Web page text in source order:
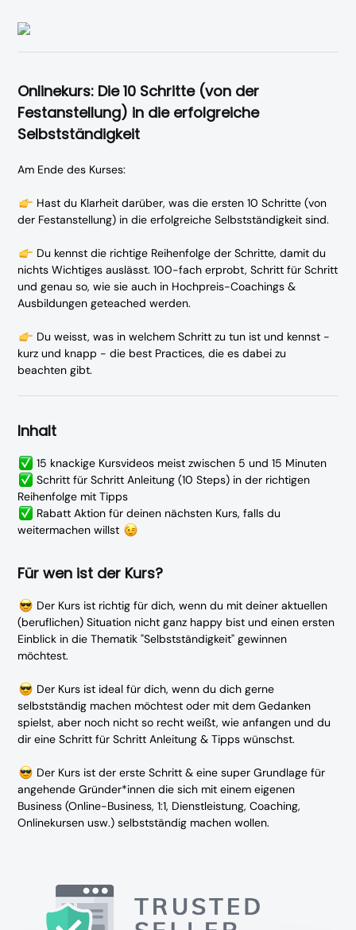
Onlinekurs: Die 10 Schritte (von der
Festanstellung) in die erfolgreiche
Selbstständigkeit
Am Ende des Kurses:
Hast du Klarheit darüber, was die ersten 10 Schritte (von
der Festanstellung) in die erfolgreiche Selbstständigkeit sind.
Du kennst die richtige Reihenfolge der Schritte, damit du
nichts Wichtiges auslässt. 100-fach erprobt, Schritt für Schritt
und genau so, wie sie auch in Hochpreis-Coachings &
Ausbildungen geteached werden.
Du weisst, was in welchem Schritt zu tun ist und kennst -
kurz und knapp - die best Practices, die es dabei zu
beachten gibt.
Inhalt
15 knackige Kursvideos meist zwischen 5 und 15 Minuten
Schritt für Schritt Anleitung (10 Steps) in der richtigen
Reihenfolge mit Tipps
Rabatt Aktion für deinen nächsten Kurs, falls du
weitermachen willst
Für wen ist der Kurs?
Der Kurs ist richtig für dich, wenn du mit deiner aktuellen
(beruflichen) Situation nicht ganz happy bist und einen ersten
Einblick in die Thematik "Selbstständigkeit" gewinnen
möchtest.
Der Kurs ist ideal für dich, wenn du dich gerne
selbstständig machen möchtest oder mit dem Gedanken
spielst, aber noch nicht so recht weißt, wie anfangen und du
dir eine Schritt für Schritt Anleitung & Tipps wünschst.
Der Kurs ist der erste Schritt & eine super Grundlage für
angehende Gründer*innen die sich mit einem eigenen
Business (Online-Business, 1:1, Dienstleistung, Coaching,
Onlinekursen usw.) selbstständig machen wollen.